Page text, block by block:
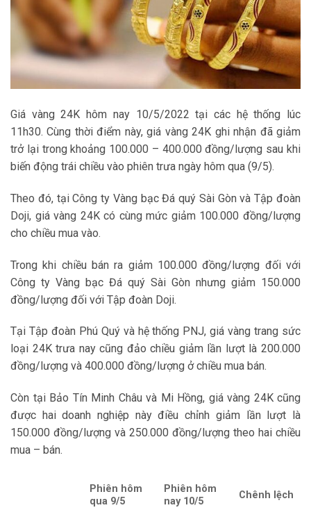
Giá vàng 24K hôm nay 10/5/2022 tại các hệ thống lúc
11h30. Cùng thời điểm này, giá vàng 24K ghi nhận đã giảm
trở lại trong khoảng 100.000 – 400.000 đồng/lượng sau khi
biến động trái chiều vào phiên trưa ngày hôm qua (9/5).
Theo đó, tại Công ty Vàng bạc Đá quý Sài Gòn và Tập đoàn
Doji, giá vàng 24K có cùng mức giảm 100.000 đồng/lượng
cho chiều mua vào.
Trong khi chiều bán ra giảm 100.000 đồng/lượng đối với
Công ty Vàng bạc Đá quý Sài Gòn nhưng giảm 150.000
đồng/lượng đối với Tập đoàn Doji.
Tại Tập đoàn Phú Quý và hệ thống PNJ, giá vàng trang sức
loại 24K trưa nay cũng đảo chiều giảm lần lượt là 200.000
đồng/lượng và 400.000 đồng/lượng ở chiều mua bán.
Còn tại Bảo Tín Minh Châu và Mi Hồng, giá vàng 24K cũng
được hai doanh nghiệp này điều chỉnh giảm lần lượt là
150.000 đồng/lượng và 250.000 đồng/lượng theo hai chiều
mua – bán.
Phiên hôm
qua 9/5
Phiên hôm
nay 10/5
Chênh lệch